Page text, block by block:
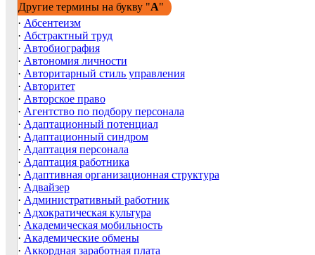
Другие термины на букву "А"
· Абсентеизм
· Абстрактный труд
· Автобиография
· Автономия личности
· Авторитарный стиль управления
· Авторитет
· Авторское право
· Агентство по подбору персонала
· Адаптационный потенциал
· Адаптационный синдром
· Адаптация персонала
· Адаптация работника
· Адаптивная организационная структура
· Адвайзер
· Административный работник
· Адхократическая культура
· Академическая мобильность
· Академические обмены
· Аккордная заработная плата